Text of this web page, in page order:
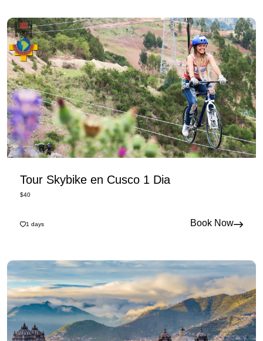
Tour Skybike en Cusco 1 Dia
$40
1 days Book Now